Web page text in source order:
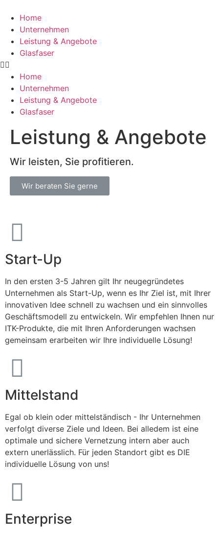
Home
Unternehmen
Leistung & Angebote
Glasfaser
Home
Unternehmen
Leistung & Angebote
Glasfaser
Leistung & Angebote
Wir leisten, Sie profitieren.
Wir beraten Sie gerne
Start-Up
In den ersten 3-5 Jahren gilt Ihr neugegründetes
Unternehmen als Start-Up, wenn es Ihr Ziel ist, mit Ihrer
innovativen Idee schnell zu wachsen und ein sinnvolles
Geschäftsmodell zu entwickeln. Wir empfehlen Ihnen nur
ITK-Produkte, die mit Ihren Anforderungen wachsen
gemeinsam erarbeiten wir Ihre individuelle Lösung!
Mittelstand
Egal ob klein oder mittelständisch - Ihr Unternehmen
verfolgt diverse Ziele und Ideen. Bei alledem ist eine
optimale und sichere Vernetzung intern aber auch
extern unerlässlich. Für jeden Standort gibt es DIE
individuelle Lösung von uns!
Enterprise